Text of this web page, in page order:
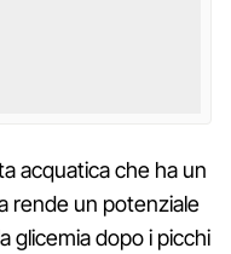
acquatica che ha un
rende un potenziale
glicemia dopo i picchi